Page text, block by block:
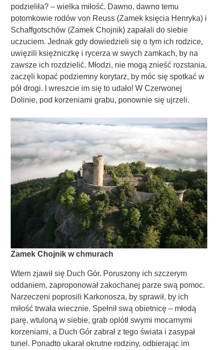
podzieliła? – wielka miłość. Dawno, dawno temu
potomkowie rodów von Reuss (Zamek księcia Henryka) i
Schaffgotschów (Zamek Chojnik) zapałali do siebie
uczuciem. Jednak gdy dowiedzieli się o tym ich rodzice,
uwięzili księżniczkę i rycerza w swych zamkach, by na
zawsze ich rozdzielić. Młodzi, nie mogą znieść rozstania,
zaczęli kopać podziemny korytarz, by móc się spotkać w
pół drogi. I wreszcie im się to udało! W Czerwonej
Dolinie, pod korzeniami grabu, ponownie się ujrzeli.
Zamek Chojnik w chmurach
Wtem zjawił się Duch Gór. Poruszony ich szczerym
oddaniem, zaproponował zakochanej parze swą pomoc.
Narzeczeni poprosili Karkonosza, by sprawił, by ich
miłość trwała wiecznie. Spełnił swą obietnicę – młodą
parę, wtuloną w siebie, grab oplótł swymi mocarnymi
korzeniami, a Duch Gór zabrał z tego świata i zasypał
tunel. Ponadto ukarał okrutne rodziny, odbierając im